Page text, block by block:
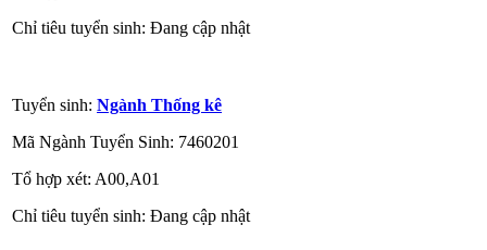
Chỉ tiêu tuyển sinh: Đang cập nhật
Tuyển sinh: Ngành Thống kê
Mã Ngành Tuyển Sinh: 7460201
Tổ hợp xét: A00,A01
Chỉ tiêu tuyển sinh: Đang cập nhật